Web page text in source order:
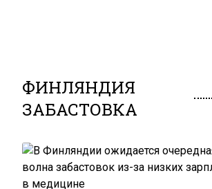
ФИНЛЯНДИЯ
ЗАБАСТОВКА